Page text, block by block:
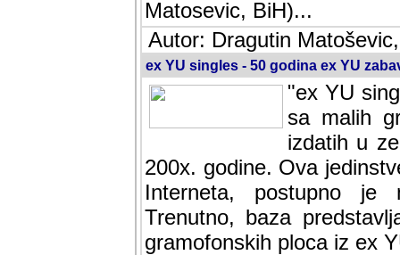
Matosevic, BiH)...
Autor: Dragutin
ex YU singles - 50 godina ex YU
"ex YU
sa malih
izdatih u
200x. godine. Ova
Interneta, postupno je
baza predstavlja
ploca iz ex YU.